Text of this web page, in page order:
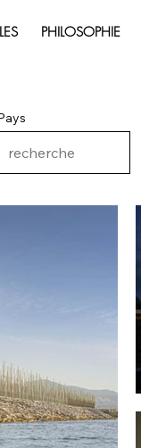
PHILOSOPHIE